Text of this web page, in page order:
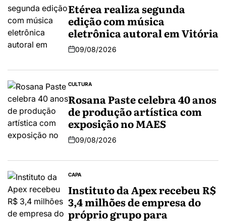
Etérea realiza segunda
edição com música
eletrônica autoral em Vitória
09/08/2026
CULTURA
Rosana Paste celebra 40 anos
de produção artística com
exposição no MAES
09/08/2026
CAPA
Instituto da Apex recebeu R$
3,4 milhões de empresa do
próprio grupo para